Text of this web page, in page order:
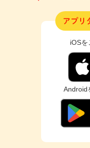
アプリ
iOSを
Android